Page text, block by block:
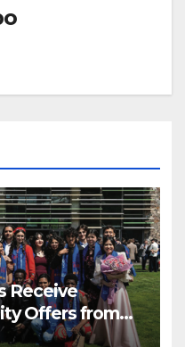
Receive
Offers from